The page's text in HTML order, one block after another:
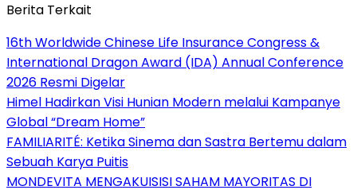
Berita Terkait
16th Worldwide Chinese Life Insurance Congress &
International Dragon Award (IDA) Annual Conference
2026 Resmi Digelar
Himel Hadirkan Visi Hunian Modern melalui Kampanye
Global “Dream Home”
FAMILIARITÉ: Ketika Sinema dan Sastra Bertemu dalam
Sebuah Karya Puitis
MONDEVITA MENGAKUISISI SAHAM MAYORITAS DI